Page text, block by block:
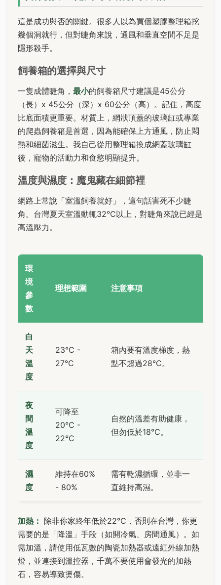
這是成功與否的關鍵。很多人以為買個塑膠整理箱挖
幾個洞就行，但對睫角來說，通風和垂直空間不足是
隱形殺手。
飼養箱的選擇與尺寸
一隻成體睫角， 最小的飼養箱尺寸建議是45公分
（長）x 45公分（深）x 60公分（高）。記住，高度
比底面積更重要。材質上，網狀頂蓋的玻璃缸或專業
的爬蟲飼養箱是首選，因為能確保上方通風，防止悶
熱和細菌滋生。我自己從用整理箱換成網蓋玻璃缸
後，寵物的活動力和食慾明顯提升。
溫度與濕度：魔鬼藏在細節裡
網路上常說「室溫飼養就好」，這句話害死不少睫
角。台灣夏天室溫動輒32°C以上，對睫角來說已經是
高溫壓力。
環
境
參
數
理想範圍 注意事項
白
天
溫
度
23°C -
27°C
箱內要有溫度梯度，熱
點不超過28°C。
夜
間
溫
度
可降至
20°C -
22°C
自然的溫差有助健康，
但勿低於18°C。
濕
度
維持在60%
- 80%
需有乾濕循環，並非一
直維持高濕。
加熱： 除非你家終年低於22°C，否則在台灣，你更
需要的是「降溫」手段（如開冷氣、房間通風）。如
需加溫，請使用低瓦數的陶瓷加熱器或遠紅外線加熱
燈，並連接到溫控器，千萬不要使用會發光的加熱
石，容易導致燙傷。